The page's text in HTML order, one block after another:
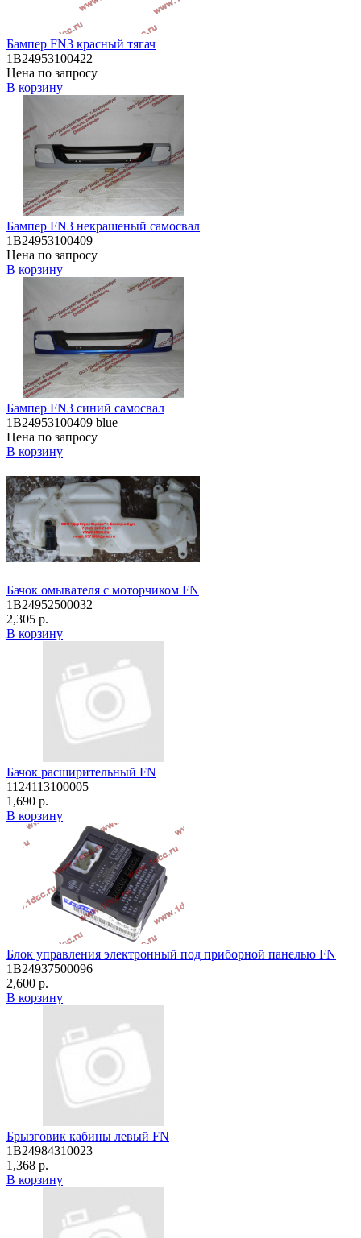
Бампер FN3 красный тягач
1B24953100422
Цена по запросу
В корзину
Бампер FN3 некрашеный самосвал
1B24953100409
Цена по запросу
В корзину
Бампер FN3 синий самосвал
1B24953100409 blue
Цена по запросу
В корзину
Бачок омывателя с моторчиком FN
1B24952500032
2,305 р.
В корзину
Бачок расширительный FN
1124113100005
1,690 р.
В корзину
Блок управления электронный под приборной панелью FN
1B24937500096
2,600 р.
В корзину
Брызговик кабины левый FN
1B24984310023
1,368 р.
В корзину